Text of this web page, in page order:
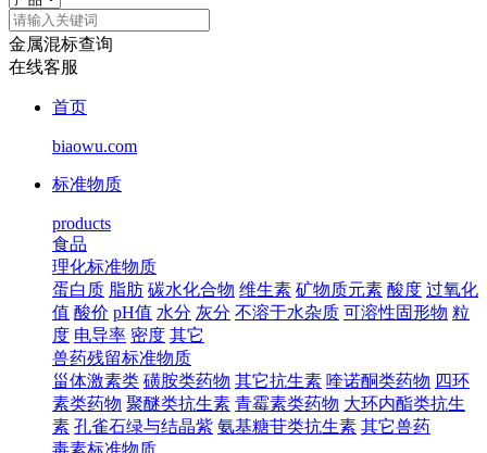
金属混标查询
在线客服
首页
biaowu.com
标准物质
products
食品
理化标准物质
蛋白质 脂肪 碳水化合物 维生素 矿物质元素 酸度 过氧化
值 酸价 pH值 水分 灰分 不溶于水杂质 可溶性固形物 粒
度 电导率 密度 其它
兽药残留标准物质
甾体激素类 磺胺类药物 其它抗生素 喹诺酮类药物 四环
素类药物 聚醚类抗生素 青霉素类药物 大环内酯类抗生
素 孔雀石绿与结晶紫 氨基糖苷类抗生素 其它兽药
毒素标准物质